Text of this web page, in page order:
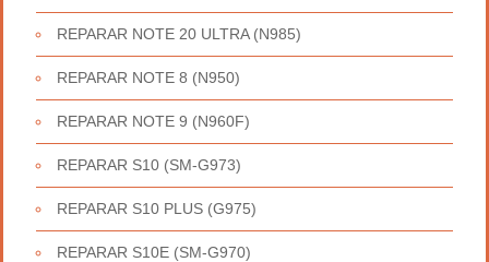
REPARAR NOTE 20 ULTRA (N985)
REPARAR NOTE 8 (N950)
REPARAR NOTE 9 (N960F)
REPARAR S10 (SM-G973)
REPARAR S10 PLUS (G975)
REPARAR S10E (SM-G970)